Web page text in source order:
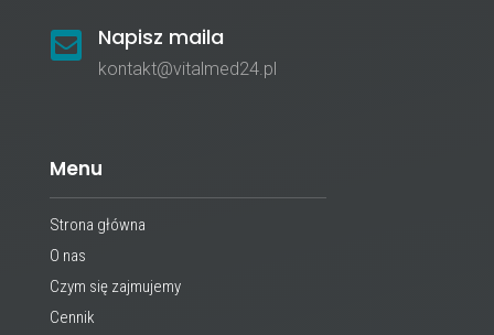
 Napisz maila
kontakt@vitalmed24.pl
Menu
Strona główna
O nas
Czym się zajmujemy
Cennik